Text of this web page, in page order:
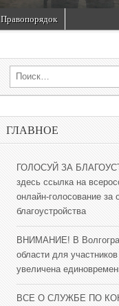
Правопорядок
Search for:
ГЛАВНОЕ
ГОЛОСУЙ ЗА
здесь ссылка на
онлайн-голосование за
благоустройства
ВНИМАНИЕ! В
области для
увеличена
ВСЕ О СЛУЖБЕ ПО